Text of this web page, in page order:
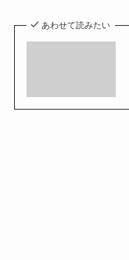
あわせて読みたい